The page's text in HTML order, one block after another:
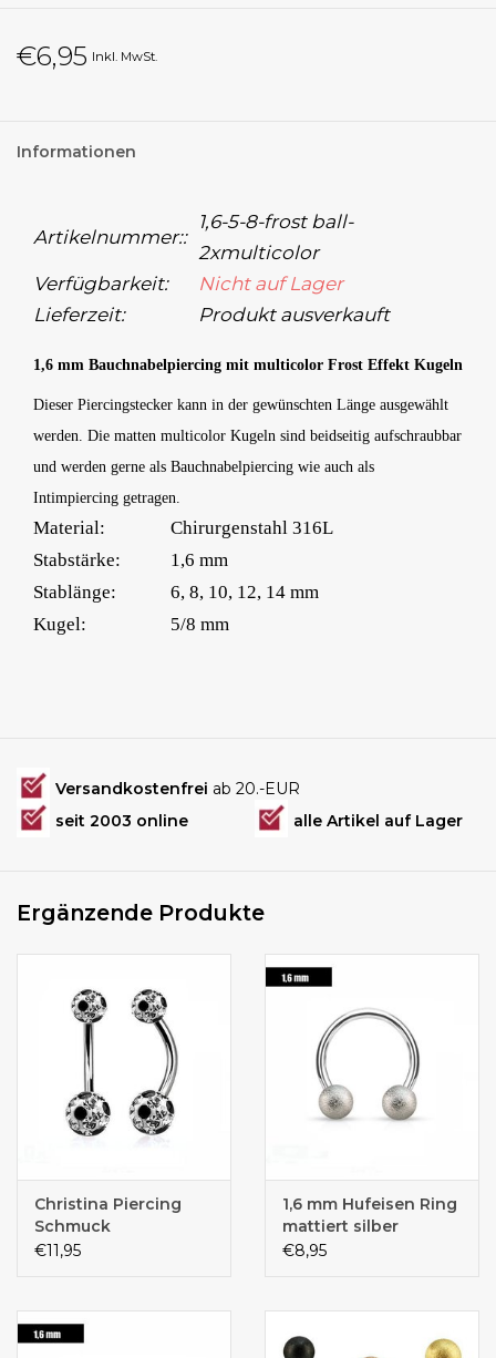
€6,95 Inkl. MwSt.
Informationen
Artikelnummer::
1,6-5-8-frost ball-
2xmulticolor
Verfügbarkeit:
Nicht auf Lager
Lieferzeit:
Produkt ausverkauft
1,6 mm Bauchnabelpiercing mit multicolor Frost Effekt Kugeln
Dieser Piercingstecker kann in der gewünschten Länge ausgewählt
werden. Die matten multicolor Kugeln sind beidseitig aufschraubbar
und werden gerne als Bauchnabelpiercing wie auch als
Intimpiercing getragen.
Material:
Chirurgenstahl 316L
Stabstärke:
1,6 mm
Stablänge:
6, 8, 10, 12, 14 mm
Kugel:
5/8 mm
Versandkostenfrei ab 20.-EUR
seit 2003 online
alle Artikel auf Lager
Ergänzende Produkte
Christina Piercing
Schmuck
€11,95
1,6 mm Hufeisen Ring
mattiert silber
€8,95